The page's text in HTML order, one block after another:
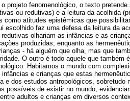
projeto fenomenológico, o texto
ou redutivas) e a leitura da acolhida
como atitudes epistêmicas que
escolhido faz uma defesa da leitura da
olhariam as infâncias e as
produzidas; enquanto as
- há alguém que olha, mas que
O outro é todo aquele que também
Habitamos o mundo com
e crianças que estas
e dos estudos antropológicos, sobretudo
possíveis de existir no mundo,
adultos e crianças em diversos